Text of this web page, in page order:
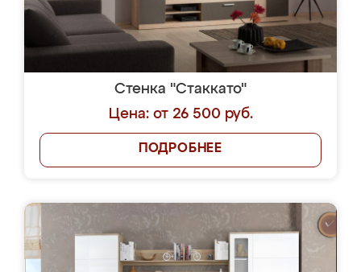
Стенка "Стаккато"
Цена: от 26 500 руб.
ПОДРОБНЕЕ